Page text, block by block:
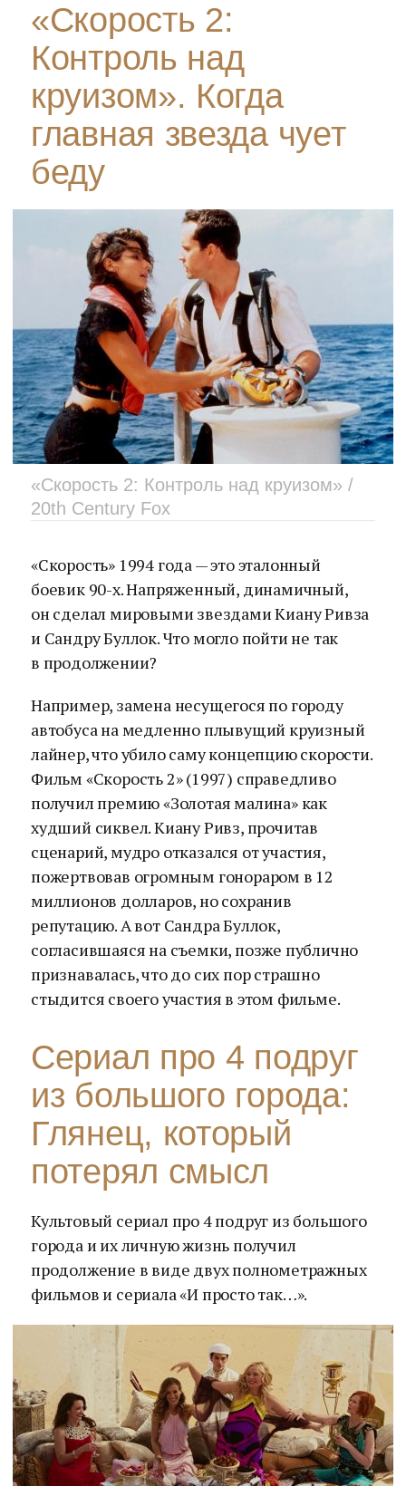
«Скорость 2:
Контроль над
круизом». Когда
главная звезда чует
беду
«Скорость 2: Контроль над круизом» /
20th Century Fox
«Скорость» 1994 года — это эталонный
боевик 90-х. Напряженный, динамичный,
он сделал мировыми звездами Киану Ривза
и Сандру Буллок. Что могло пойти не так
в продолжении?
Например, замена несущегося по городу
автобуса на медленно плывущий круизный
лайнер, что убило саму концепцию скорости.
Фильм «Скорость 2» (1997) справедливо
получил премию «Золотая малина» как
худший сиквел. Киану Ривз, прочитав
сценарий, мудро отказался от участия,
пожертвовав огромным гонораром в 12
миллионов долларов, но сохранив
репутацию. А вот Сандра Буллок,
согласившаяся на съемки, позже публично
признавалась, что до сих пор страшно
стыдится своего участия в этом фильме.
Сериал про 4 подруг
из большого города:
Глянец, который
потерял смысл
Культовый сериал про 4 подруг из большого
города и их личную жизнь получил
продолжение в виде двух полнометражных
фильмов и сериала «И просто так…».